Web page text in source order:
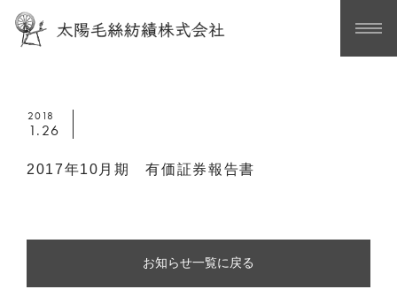
2018
1.26
2017年10月期 有価証券報告書
お知らせ一覧に戻る